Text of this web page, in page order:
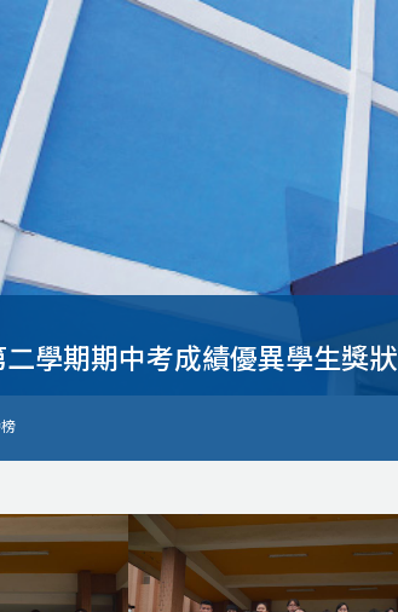
學期期中考成績優異學生獎狀